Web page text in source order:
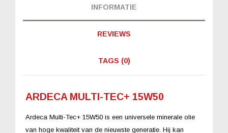
INFORMATIE
REVIEWS
TAGS (0)
ARDECA MULTI-TEC+ 15W50
Ardeca Multi-Tec+ 15W50 is een universele minerale olie
van hoge kwaliteit van de nieuwste generatie. Hij kan